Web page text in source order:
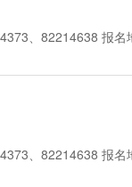
、82214638 报
、82214638 报